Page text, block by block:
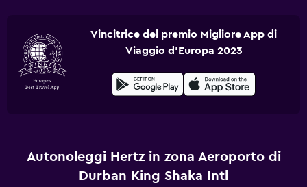
Vincitrice del premio Migliore App di
Viaggio d'Europa 2023
Autonoleggi Hertz in zona Aeroporto di
Durban King Shaka Intl